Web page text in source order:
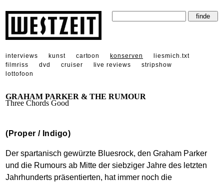
interviews kunst cartoon konserven
liesmich.txt
filmriss
dvd cruiser live reviews
stripshow
lottofoon
GRAHAM PARKER & THE RUMOUR
Three Chords Good
(Proper / Indigo)
Der spartanisch gewürzte Bluesrock, den Graham Parker
und die Rumours ab Mitte der siebziger Jahre des letzten
Jahrhunderts präsentierten, hat immer noch die